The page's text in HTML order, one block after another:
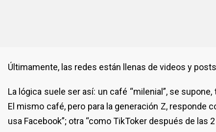
Últimamente, las redes están llenas de videos y
La lógica suele ser así: un café “milenial”, se
El mismo café, pero para la generación Z, responde
usa Facebook”; otra “como TikToker después de las